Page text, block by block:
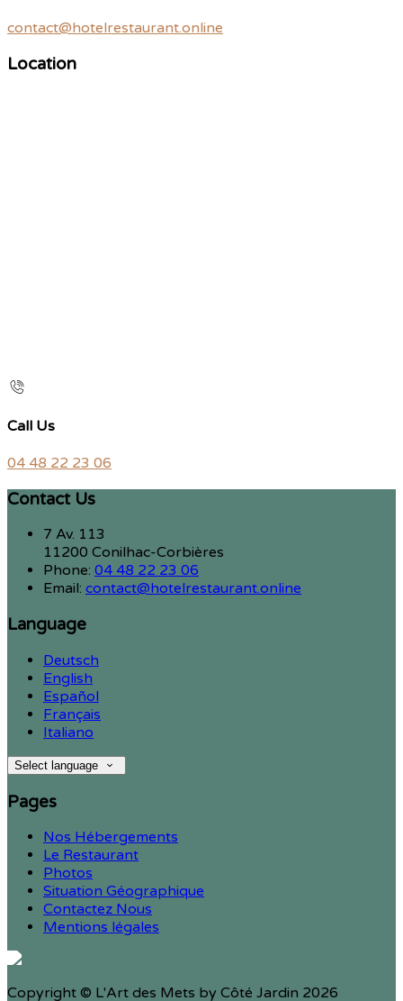
contact@hotelrestaurant.online
Location
Call Us
04 48 22 23 06
Contact Us
7 Av. 113
11200 Conilhac-Corbières
Phone: 04 48 22 23 06
Email: contact@hotelrestaurant.online
Language
Deutsch
English
Español
Français
Italiano
Select language
Pages
Nos Hébergements
Le Restaurant
Photos
Situation Géographique
Contactez Nous
Mentions légales
Copyright © L'Art des Mets by Côté Jardin 2026